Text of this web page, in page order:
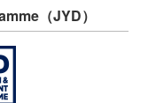
（JYD）